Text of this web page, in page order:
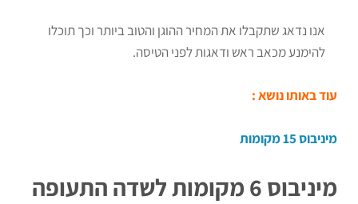
אנו נדאג שתקבלו את המחיר ההוגן והטוב ביותר וכך תוכלו
להימנע מכאב ראש ודאגות לפני הטיסה.
עוד באותו נושא :
מיניבוס 15 מקומות
מיניבוס 6 מקומות לשדה התעופה